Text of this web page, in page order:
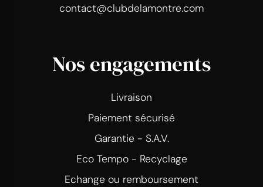
contact@clubdelamontre.com
Nos engagements
Livraison
Paiement sécurisé
Garantie - S.A.V.
Eco Tempo - Recyclage
Echange ou remboursement